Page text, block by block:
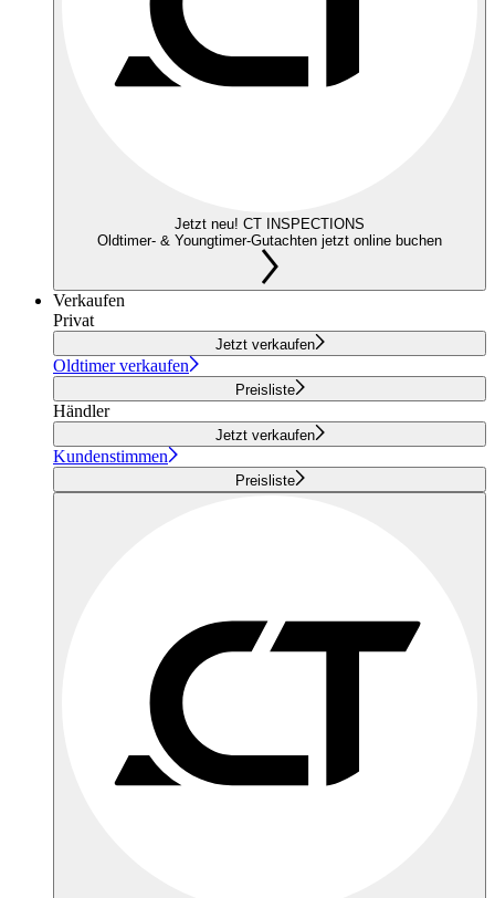
Jetzt neu! CT INSPECTIONS
Oldtimer- & Youngtimer-Gutachten jetzt online buchen
Verkaufen
Privat
Jetzt verkaufen
Oldtimer verkaufen
Preisliste
Händler
Jetzt verkaufen
Kundenstimmen
Preisliste